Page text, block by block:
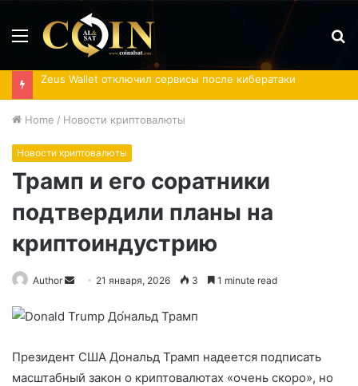
Menu
Zeus Wallet отключил сервисы после кибератаки
Home / Новости криптовалюты
Новости криптовалюты
Трамп и его соратники
подтвердили планы на
криптоиндустрию
Author
Send
email
21 января, 2026 3 1 minute read
Президент США Дональд Трамп надеется подписать
масштабный закон о криптовалютах «очень скоро», но